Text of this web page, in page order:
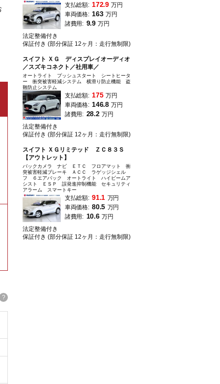
?
支払総額: 172.9 万円
車両価格: 163 万円
諸費用: 9.9 万円
法定整備付き
保証付き (部分保証 12ヶ月：走行無制限)
スイフト ＸＧ ディスプレイオーディオ
／スズキコネクト／社用車／
オートライト プッシュスタート シートヒータ
ー 衝突被害軽減システム 横滑り防止機能 盗
難防止システム
支払総額: 175 万円
車両価格: 146.8 万円
諸費用: 28.2 万円
法定整備付き
保証付き (部分保証 12ヶ月：走行無制限)
スイフト ＸＧリミテッド ＺＣ８３Ｓ
【アウトレット】
バックカメラ ナビ ＥＴＣ フロアマット 衝
突被害軽減ブレーキ ＡＣＣ ラゲッジシェル
フ ６エアバック オートライト ハイビームア
シスト ＥＳＰ 誤発進抑制機能 セキュリティ
アラーム スマートキー
支払総額: 91.1 万円
車両価格: 80.5 万円
諸費用: 10.6 万円
法定整備付き
保証付き (部分保証 12ヶ月：走行無制限)